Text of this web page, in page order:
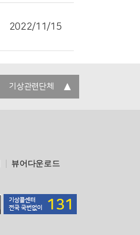
2022/11/15
기상관련단체
뷰어다운로드